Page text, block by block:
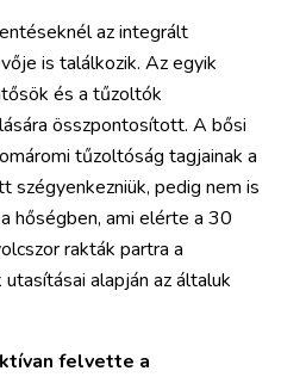
az integrált
is találkozik. Az egyik
és a tűzoltók
összpontosított. A bősi
tűzoltóság tagjainak a
pedig nem is
hőségben, ami elérte a 30
rakták partra a
alapján az általuk
felvette a